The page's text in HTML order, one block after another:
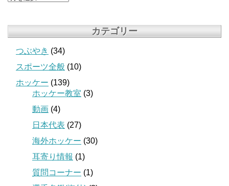
カテゴリー
つぶやき (34)
スポーツ全般 (10)
ホッケー (139)
ホッケー教室 (3)
動画 (4)
日本代表 (27)
海外ホッケー (30)
耳寄り情報 (1)
質問コーナー (1)